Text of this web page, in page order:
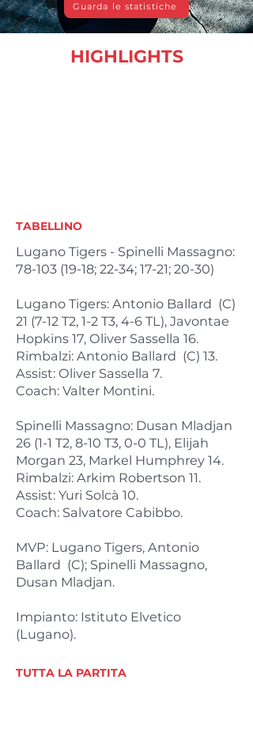
Guarda le statistiche
HIGHLIGHTS
TABELLINO
Lugano Tigers - Spinelli Massagno:
78-103 (19-18; 22-34; 17-21; 20-30)
Lugano Tigers: Antonio Ballard (C)
21 (7-12 T2, 1-2 T3, 4-6 TL), Javontae
Hopkins 17, Oliver Sassella 16.
Rimbalzi: Antonio Ballard (C) 13.
Assist: Oliver Sassella 7.
Coach: Valter Montini.
Spinelli Massagno: Dusan Mladjan
26 (1-1 T2, 8-10 T3, 0-0 TL), Elijah
Morgan 23, Markel Humphrey 14.
Rimbalzi: Arkim Robertson 11.
Assist: Yuri Solcà 10.
Coach: Salvatore Cabibbo.
MVP: Lugano Tigers, Antonio
Ballard (C); Spinelli Massagno,
Dusan Mladjan.
Impianto: Istituto Elvetico
(Lugano).
TUTTA LA PARTITA